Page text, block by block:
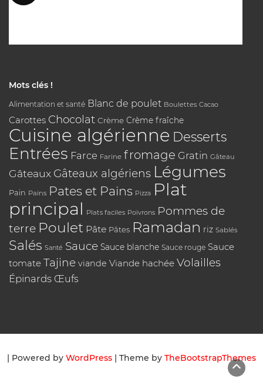
Mots clés !
Alimentation et santé Blanc de poulet Boulettes Cacao
Carottes Chocolat Crème Crème fraîche
Cuisine algérienne Desserts
Entrées Farce Farine fromage Gratin Gâteau
Gâteaux Gâteaux algériens Légumes
Pain Pains Pates et Pains Pizza Plat
principal Plats faciles Poivrons Pommes de
terre Poulet Pâte Pâtes Ramadan riz Sablés
Salés Santé Sauce Sauce blanche Sauce rouge Sauce
tomate Tajine viande Viande hachée Volailles
Épinards Œufs
| Powered by WordPress | Theme by TheBootstrapThemes